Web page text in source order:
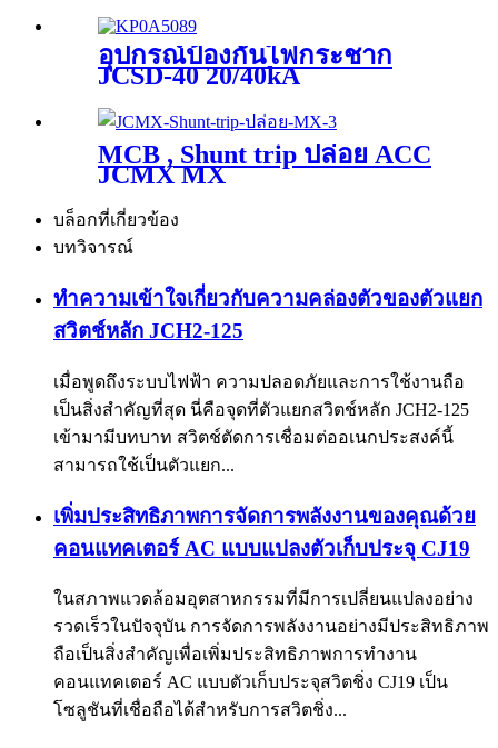
อุปกรณ์ป้องกันไฟกระชาก
JCSD-40 20/40kA
MCB , Shunt trip ปล่อย ACC
JCMX MX
บล็อกที่เกี่ยวข้อง
บทวิจารณ์
ทำความเข้าใจเกี่ยวกับความคล่องตัวของตัวแยก
สวิตช์หลัก JCH2-125
เมื่อพูดถึงระบบไฟฟ้า ความปลอดภัยและการใช้งานถือ
เป็นสิ่งสำคัญที่สุด นี่คือจุดที่ตัวแยกสวิตช์หลัก JCH2-125
เข้ามามีบทบาท สวิตช์ตัดการเชื่อมต่ออเนกประสงค์นี้
สามารถใช้เป็นตัวแยก...
เพิ่มประสิทธิภาพการจัดการพลังงานของคุณด้วย
คอนแทคเตอร์ AC แบบแปลงตัวเก็บประจุ CJ19
ในสภาพแวดล้อมอุตสาหกรรมที่มีการเปลี่ยนแปลงอย่าง
รวดเร็วในปัจจุบัน การจัดการพลังงานอย่างมีประสิทธิภาพ
ถือเป็นสิ่งสำคัญเพื่อเพิ่มประสิทธิภาพการทำงาน
คอนแทคเตอร์ AC แบบตัวเก็บประจุสวิตชิ่ง CJ19 เป็น
โซลูชันที่เชื่อถือได้สำหรับการสวิตชิ่ง...